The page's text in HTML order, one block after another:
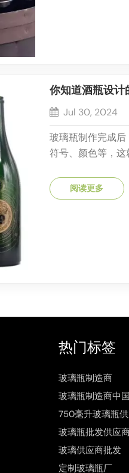
你知道酒瓶设计
Jul 30, 2024
玻璃瓶制作完成后
符号、颜色等，
料制成的烘焙纸上
加热烘烤炉中加热
阅读更多
热门标签
玻璃瓶制造商
玻璃瓶制造商中国
750毫升玻璃瓶
玻璃瓶批发供应
玻璃供应商批发
定制玻璃瓶厂